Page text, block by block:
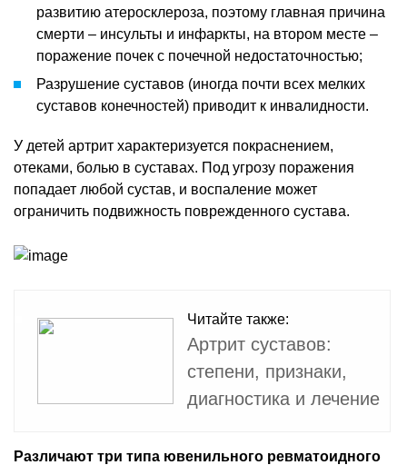
развитию атеросклероза, поэтому главная причина
смерти – инсульты и инфаркты, на втором месте –
поражение почек с почечной недостаточностью;
Разрушение суставов (иногда почти всех мелких
суставов конечностей) приводит к инвалидности.
У детей артрит характеризуется покраснением,
отеками, болью в суставах. Под угрозу поражения
попадает любой сустав, и воспаление может
ограничить подвижность поврежденного сустава.
Читайте также:
Артрит суставов:
степени, признаки,
диагностика и лечение
Различают три типа ювенильного ревматоидного